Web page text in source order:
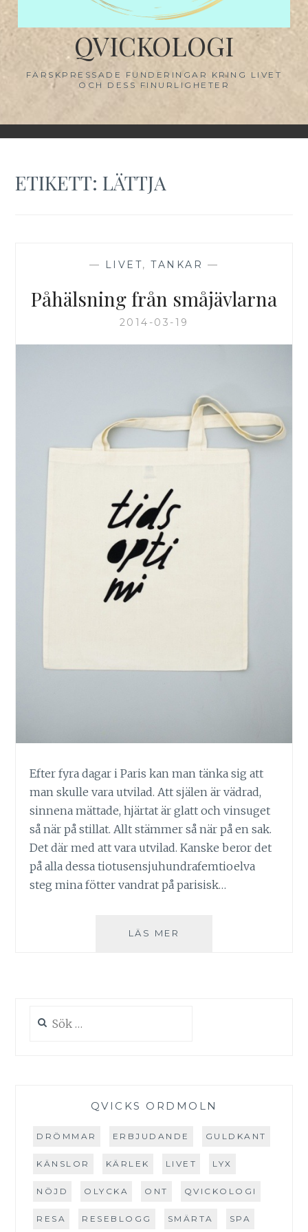
QVICKOLOGI
FÄRSKPRESSADE FUNDERINGAR KRING LIVET
OCH DESS FINURLIGHETER
ETIKETT:LÄTTJA
— LIVET,TANKAR —
Påhälsning från småjävlarna
2014-03-19
Efter fyra dagar i Paris kan man tänka sig att
man skulle vara utvilad. Att själen är vädrad,
sinnena mättade, hjärtat är glatt och vinsuget
så när på stillat. Allt stämmer så när på en sak.
Det där med att vara utvilad. Kanske beror det
på alla dessa tiotusensjuhundrafemtioelva
steg mina fötter vandrat på parisisk…
LÄS MER
efter:
QVICKS ORDMOLN
DRÖMMAR ERBJUDANDE GULDKANT
KÄNSLOR KÄRLEK LIVET LYX
NÖJD OLYCKA ONT QVICKOLOGI
RESA RESEBLOGG SMÄRTA SPA